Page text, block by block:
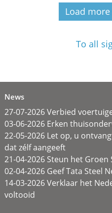
Load
To all
News
27-07-2026 Verbied
03-06-2026 Erken
22-05-2026 Let op, u
dat zélf aangeeft
21-04-2026 Steun het Groen
02-04-2026 Geef Tata Steel
14-03-2026 Verklaar het
voltooid